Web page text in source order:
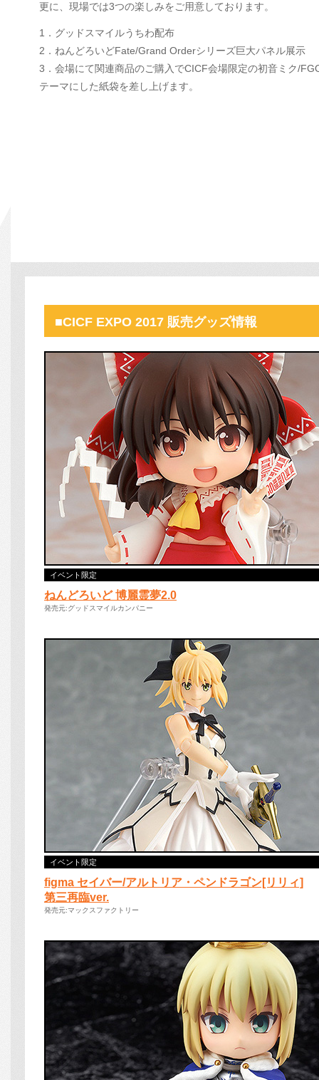
更に、現場では3つの楽しみをご用意しております。
1．グッドスマイルうちわ配布
2．ねんどろいどFate/Grand Orderシリーズ巨大パネル展示
3．会場にて関連商品のご購入でCICF会場限定の初音ミク/
テーマにした紙袋を差し上げます。